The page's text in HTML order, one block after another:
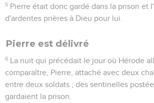
5 Pierre était donc gardé dans la prison et
d'ardentes prières à Dieu pour lui.
Pierre est délivré
6 La nuit qui précédait le jour où Hérode
comparaître, Pierre, attaché avec deux
entre deux soldats ; des sentinelles
gardaient la prison.